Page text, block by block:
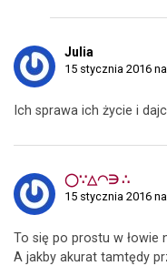
Julia
15 stycznia 2016
Ich sprawa ich życie i
◯∵△◠∋ ∴
15 stycznia 2016
To się po prostu w łowie
A jakby akurat tamtędy